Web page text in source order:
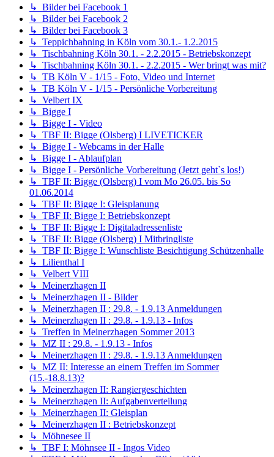
↳ Bilder bei Facebook 1
↳ Bilder bei Facebook 2
↳ Bilder bei Facebook 3
↳ Teppichbahning in Köln vom 30.1.- 1.2.2015
↳ Tischbahning Köln 30.1. - 2.2.2015 - Betriebskonzept
↳ Tischbahning Köln 30.1. - 2.2.2015 - Wer bringt was mit?
↳ TB Köln V - 1/15 - Foto, Video und Internet
↳ TB Köln V - 1/15 - Persönliche Vorbereitung
↳ Velbert IX
↳ Bigge I
↳ Bigge I - Video
↳ TBF II: Bigge (Olsberg) I LIVETICKER
↳ Bigge I - Webcams in der Halle
↳ Bigge I - Ablaufplan
↳ Bigge I - Persönliche Vorbereitung (Jetzt geht`s los!)
↳ TBF II: Bigge (Olsberg) I vom Mo 26.05. bis So
01.06.2014
↳ TBF II: Bigge I: Gleisplanung
↳ TBF II: Bigge I: Betriebskonzept
↳ TBF II: Bigge I: Digitaladressenliste
↳ TBF II: Bigge (Olsberg) I Mitbringliste
↳ TBF II: Bigge I: Wunschliste Besichtigung Schützenhalle
↳ Lilienthal I
↳ Velbert VIII
↳ Meinerzhagen II
↳ Meinerzhagen II - Bilder
↳ Meinerzhagen II : 29.8. - 1.9.13 Anmeldungen
↳ Meinerzhagen II : 29.8. - 1.9.13 - Infos
↳ Treffen in Meinerzhagen Sommer 2013
↳ MZ II : 29.8. - 1.9.13 - Infos
↳ Meinerzhagen II : 29.8. - 1.9.13 Anmeldungen
↳ MZ II: Interesse an einem Treffen im Sommer
(15.-18.8.13)?
↳ Meinerzhagen II: Rangiergeschichten
↳ Meinerzhagen II: Aufgabenverteilung
↳ Meinerzhagen II: Gleisplan
↳ Meinerzhagen II : Betriebskonzept
↳ Möhnesee II
↳ TBF I: Möhnsee II - Ingos Video